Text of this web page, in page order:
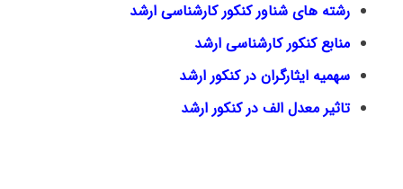
رشته های شناور کنکور کارشناسی ارشد
منابع کنکور کارشناسی ارشد
سهمیه ایثارگران در کنکور ارشد
تاثیر معدل الف در کنکور ارشد